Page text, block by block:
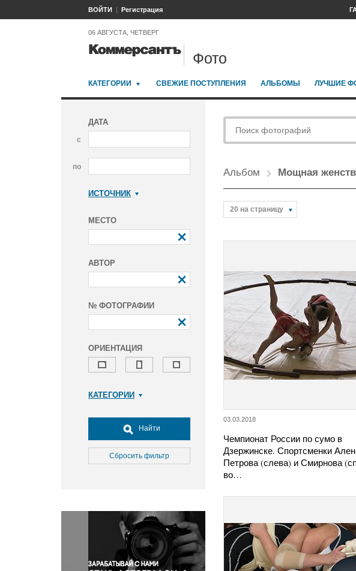
ВОЙТИ Регистрация
06 АВГУСТА, ЧЕТВЕРГ
Фото
КАТЕГОРИИ СВЕЖИЕ ПОСТУПЛЕНИЯ АЛЬБОМЫ ЛУЧШИЕ
ДАТА
с
по
ИСТОЧНИК
МЕСТО
АВТОР
№ ФОТОГРАФИИ
ОРИЕНТАЦИЯ
КАТЕГОРИИ
Досуг, туризм и отдых
Культура
Медицина
Окружающая среда
Политика
Правосудие
Происшествия и конфликты
Найти
Сбросить фильтр
Альбом Мощная
20 на страницу
03.03.2018
Чемпионат России по сумо в
Дзержинске. Спортсменки
Петрова (слева) и Смирнова
во…